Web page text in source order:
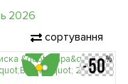
сортування